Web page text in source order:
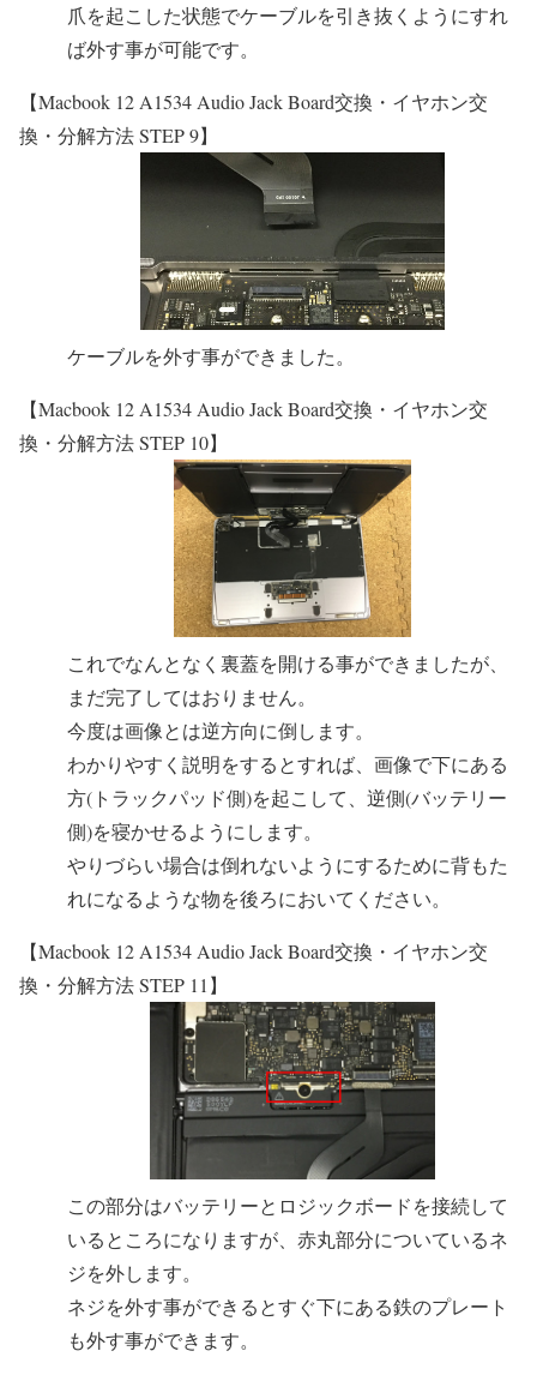
爪を起こした状態でケーブルを引き抜くようにすれ
ば外す事が可能です。
【Macbook 12 A1534 Audio Jack Board交換・イヤホン交
換・分解方法 STEP 9】
ケーブルを外す事ができました。
【Macbook 12 A1534 Audio Jack Board交換・イヤホン交
換・分解方法 STEP 10】
これでなんとなく裏蓋を開ける事ができましたが、
まだ完了してはおりません。
今度は画像とは逆方向に倒します。
わかりやすく説明をするとすれば、画像で下にある
方(トラックパッド側)を起こして、逆側(バッテリー
側)を寝かせるようにします。
やりづらい場合は倒れないようにするために背もた
れになるような物を後ろにおいてください。
【Macbook 12 A1534 Audio Jack Board交換・イヤホン交
換・分解方法 STEP 11】
この部分はバッテリーとロジックボードを接続して
いるところになりますが、赤丸部分についているネ
ジを外します。
ネジを外す事ができるとすぐ下にある鉄のプレート
も外す事ができます。